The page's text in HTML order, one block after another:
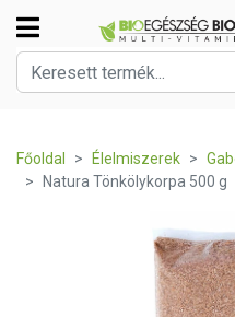
Főoldal Élelmiszerek
Natura Tönkölykorpa 500 g